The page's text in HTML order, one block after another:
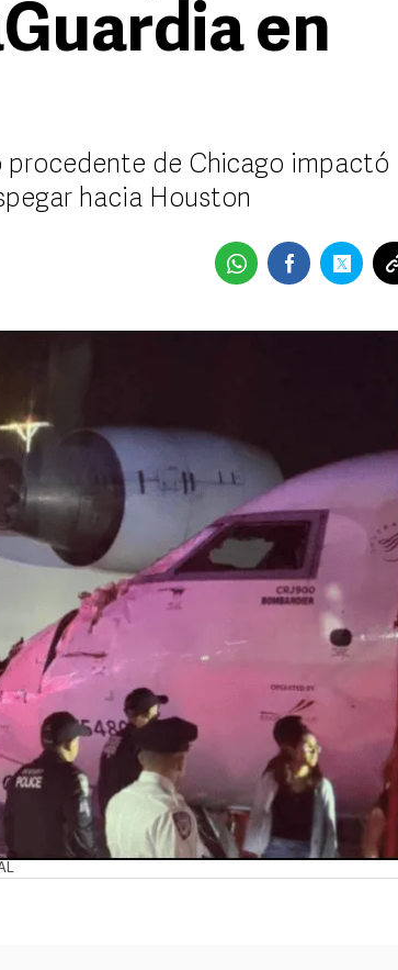
en
procedente de Chicago impactó
hacia Houston